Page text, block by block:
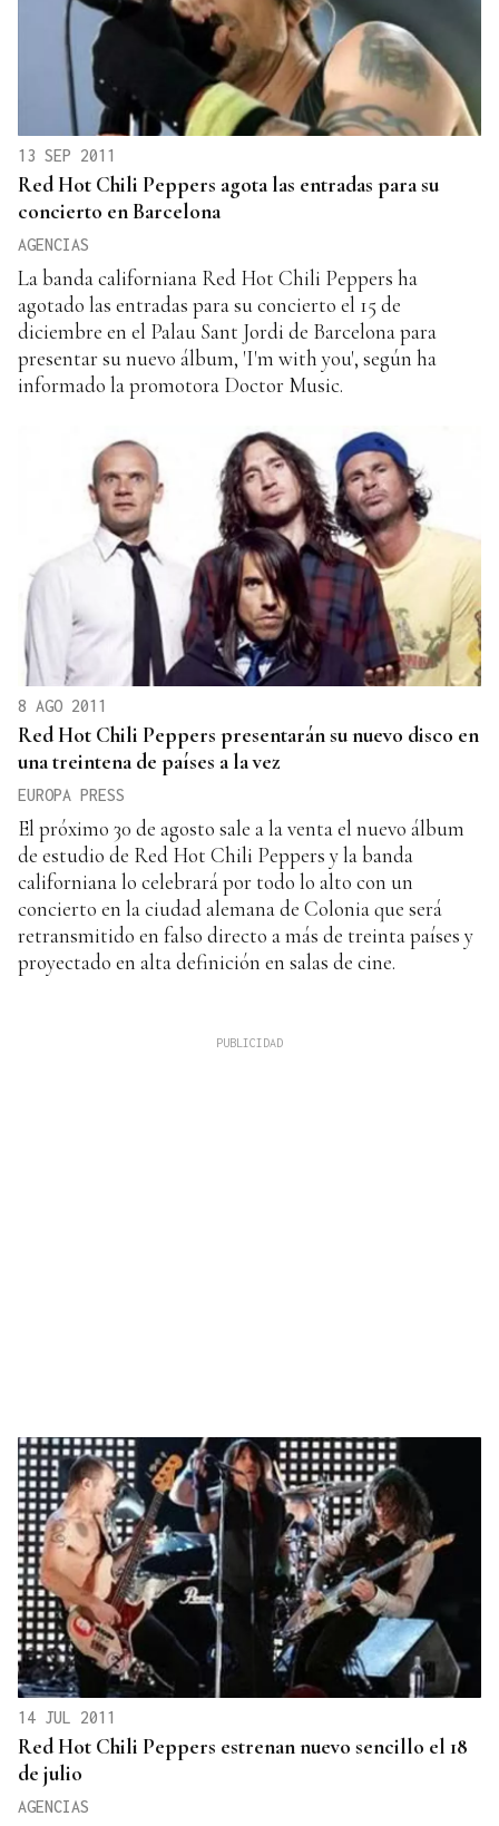
13 SEP 2011
Red Hot Chili Peppers agota las entradas para su
concierto en Barcelona
AGENCIAS
La banda californiana Red Hot Chili Peppers ha
agotado las entradas para su concierto el 15 de
diciembre en el Palau Sant Jordi de Barcelona para
presentar su nuevo álbum, 'I'm with you', según ha
informado la promotora Doctor Music.
8 AGO 2011
Red Hot Chili Peppers presentarán su nuevo disco en
una treintena de países a la vez
EUROPA PRESS
El próximo 30 de agosto sale a la venta el nuevo álbum
de estudio de Red Hot Chili Peppers y la banda
californiana lo celebrará por todo lo alto con un
concierto en la ciudad alemana de Colonia que será
retransmitido en falso directo a más de treinta países y
proyectado en alta definición en salas de cine.
14 JUL 2011
Red Hot Chili Peppers estrenan nuevo sencillo el 18
de julio
AGENCIAS